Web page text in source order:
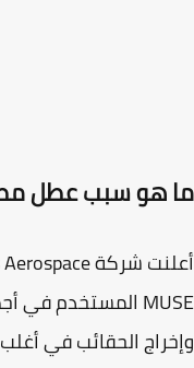
هو سبب عطل
شركةAerospace
الحقائب في أغلب